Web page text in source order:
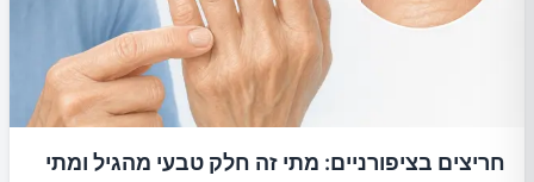
חריצים בציפורניים: מתי זה חלק טבעי מהגיל ומתי